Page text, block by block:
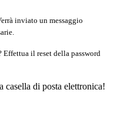
inviato un messaggio
Effettua il reset della password
casella di posta elettronica!